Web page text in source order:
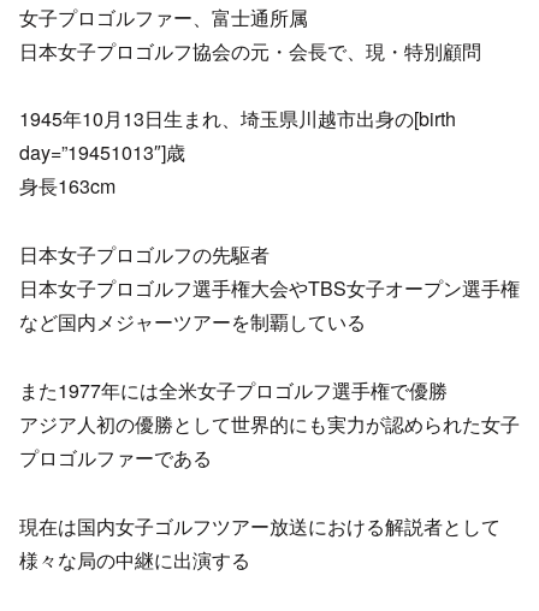
女子プロゴルファー、富士通所属
日本女子プロゴルフ協会の元・会長で、現・特別顧問
1945年10月13日生まれ、埼玉県川越市出身の[birth
day=”19451013″]歳
身長163cm
日本女子プロゴルフの先駆者
日本女子プロゴルフ選手権大会やTBS女子オープン選手権
など国内メジャーツアーを制覇している
また1977年には全米女子プロゴルフ選手権で優勝
アジア人初の優勝として世界的にも実力が認められた女子
プロゴルファーである
現在は国内女子ゴルフツアー放送における解説者として
様々な局の中継に出演する